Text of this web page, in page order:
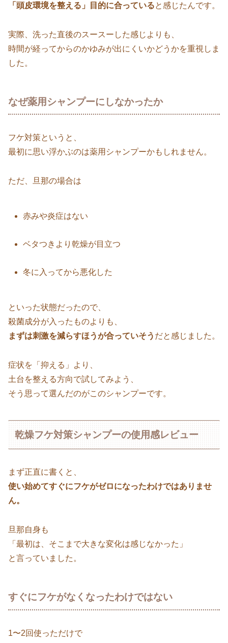
「頭皮環境を整える」目的に合っていると感じたんです。
実際、洗った直後のスースーした感じよりも、
時間が経ってからのかゆみが出にくいかどうかを重視しま
した。
なぜ薬用シャンプーにしなかったか
フケ対策というと、
最初に思い浮かぶのは薬用シャンプーかもしれません。
ただ、旦那の場合は
赤みや炎症はない
ベタつきより乾燥が目立つ
冬に入ってから悪化した
といった状態だったので、
殺菌成分が入ったものよりも、
まずは刺激を減らすほうが合っていそう だと感じました。
症状を「抑える」より、
土台を整える方向で試してみよう、
そう思って選んだのがこのシャンプーです。
乾燥フケ対策シャンプーの使用感レビュー
まず正直に書くと、
使い始めてすぐにフケがゼロになったわけではありませ
ん。
旦那自身も
「最初は、そこまで大きな変化は感じなかった」
と言っていました。
すぐにフケがなくなったわけではない
1〜2回使っただけで